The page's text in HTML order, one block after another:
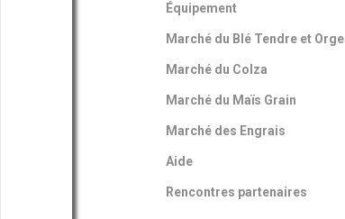
Équipement
Marché du Blé Tendre et Orge
Marché du Colza
Marché du Maïs Grain
Marché des Engrais
Aide
Rencontres partenaires